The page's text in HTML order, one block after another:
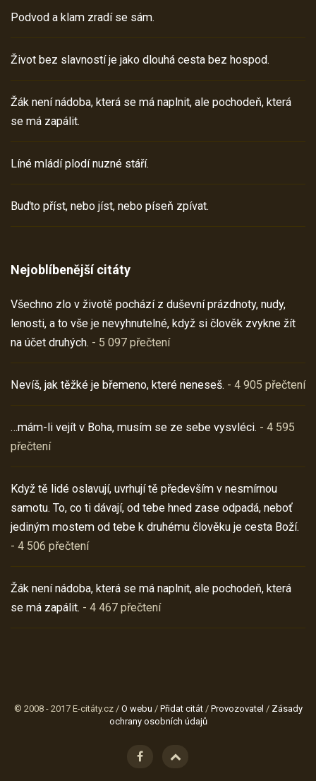
Podvod a klam zradí se sám.
Život bez slavností je jako dlouhá cesta bez hospod.
Žák není nádoba, která se má naplnit, ale pochodeň, která
se má zapálit.
Líné mládí plodí nuzné stáří.
Buďto příst, nebo jíst, nebo píseň zpívat.
Nejoblíbenější citáty
Všechno zlo v životě pochází z duševní prázdnoty, nudy,
lenosti, a to vše je nevyhnutelné, když si člověk zvykne žít
na účet druhých. - 5 097 přečtení
Nevíš, jak těžké je břemeno, které neneseš. - 4 905 přečtení
…mám-li vejít v Boha, musím se ze sebe vysvléci. - 4 595
přečtení
Když tě lidé oslavují, uvrhují tě především v nesmírnou
samotu. To, co ti dávají, od tebe hned zase odpadá, neboť
jediným mostem od tebe k druhému člověku je cesta Boží.
- 4 506 přečtení
Žák není nádoba, která se má naplnit, ale pochodeň, která
se má zapálit. - 4 467 přečtení
© 2008 - 2017 E-citáty.cz / O webu / Přidat citát/ Provozovatel / Zásady
ochrany osobních údajů